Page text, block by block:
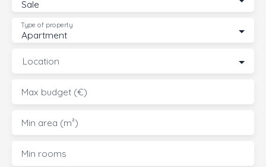
Sale
Apartment
Type of property
Location
Max budget (€)
Min area (m²)
Min rooms